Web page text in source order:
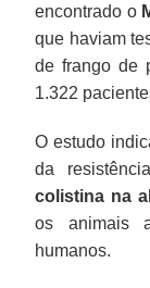
encontrado o
que haviam
de frango de
1.322
O estudo
da
colistina na
os animais
humanos.